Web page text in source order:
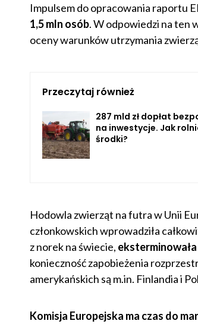
Impulsem do opracowania raportu
1,5 mln osób. W odpowiedzi na ten
oceny warunków utrzymania
Przeczytaj również
287 mld zł dopłat
na inwestycje. Jak
środki?
Hodowla zwierząt na futra w Unii
członkowskich wprowadziła
z norek na świecie,
konieczność zapobieżenia
amerykańskich są m.in. Finlandia i
Komisja Europejska ma czas do